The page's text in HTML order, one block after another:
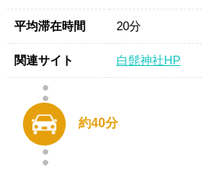
平均滞在時間 20分
関連サイト 白髭神社HP
約40分